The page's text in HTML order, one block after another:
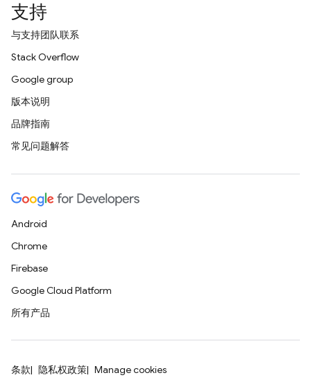
支持
与支持团队联系
Stack Overflow
Google group
版本说明
品牌指南
常见问题解答
Android
Chrome
Firebase
Google Cloud Platform
所有产品
条款 隐私权政策 Manage cookies